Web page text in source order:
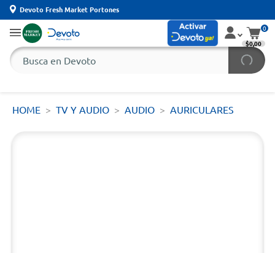
Devoto Fresh Market Portones
0
$0,00
HOME TV Y AUDIO AUDIO AURICULARES